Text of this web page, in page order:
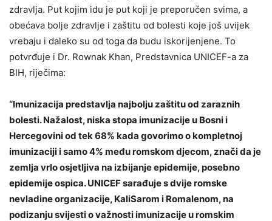
zdravlja. Put kojim idu je put koji je preporučen svima, a
obećava bolje zdravlje i zaštitu od bolesti koje još uvijek
vrebaju i daleko su od toga da budu iskorijenjene. To
potvrđuje i Dr. Rownak Khan, Predstavnica UNICEF-a za
BIH, riječima:
“Imunizacija predstavlja najbolju zaštitu od zaraznih
bolesti. Nažalost, niska stopa imunizacije u Bosni i
Hercegovini od tek 68% kada govorimo o kompletnoj
imunizaciji i samo 4% među romskom djecom, znači da je
zemlja vrlo osjetljiva na izbijanje epidemije, posebno
epidemije ospica. UNICEF sarađuje s dvije romske
nevladine organizacije, KaliSarom i Romalenom, na
podizanju svijesti o važnosti imunizacije u romskim